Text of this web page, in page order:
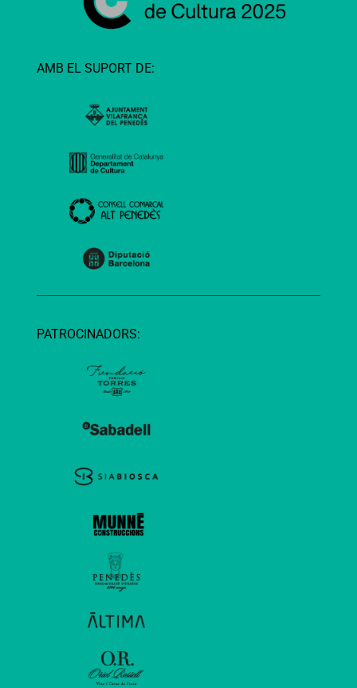
AMB EL SUPORT DE:
PATROCINADORS: